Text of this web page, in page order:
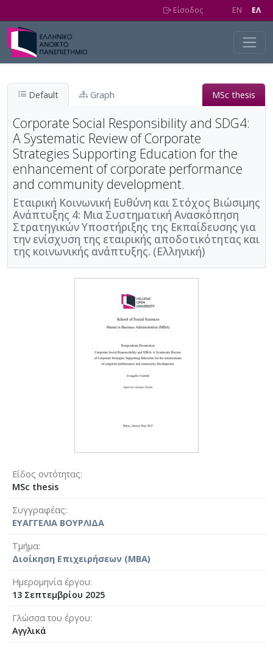
Είσοδος EN EΛ
Default Graph MSc thesis
Corporate Social Responsibility and SDG4:
A Systematic Review of Corporate
Strategies Supporting Education for the
enhancement of corporate performance
and community development.
Εταιρική Κοινωνική Ευθύνη και Στόχος Βιώσιμης
Ανάπτυξης 4: Μια Συστηματική Ανασκόπηση
Στρατηγικών Υποστήριξης της Εκπαίδευσης για
την ενίσχυση της εταιρικής αποδοτικότητας και
της κοινωνικής ανάπτυξης. (Ελληνική)
Είδος οντότητας
MSc thesis
Συγγραφέας
ΕΥΑΓΓΕΛΙΑ ΒΟΥΡΛΙΔΑ
Τμήμα
Διοίκηση Επιχειρήσεων (MBA)
Ημερομηνία έργου
13 Σεπτεμβρίου 2025
Γλώσσα του έργου
Αγγλικά